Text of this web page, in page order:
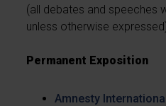
(all debates and speeches
unless otherwise
Permanent Exposition
Amnesty